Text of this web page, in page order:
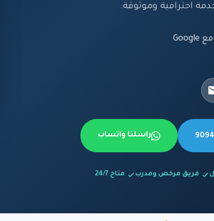
احترافية وموثوقة.
راسلنا واتساب
فريق مرخص ومدرب متاح 24/7